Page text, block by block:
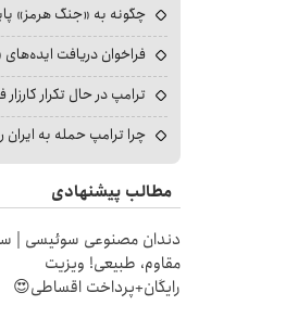
چگونه به «جنگ هرمز»
فراخوان دریافت ایده‌های
ترامپ در حال تکرار
چرا ترامپ حمله به
مطالب پیشنهادی
دندان مصنوعی سوئیسی |
مقاوم، طبیعی! ویزیت
رایگان+پرداخت اقساطی😍